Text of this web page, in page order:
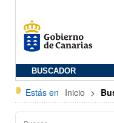
BUSCADOR
Estás en Inicio >